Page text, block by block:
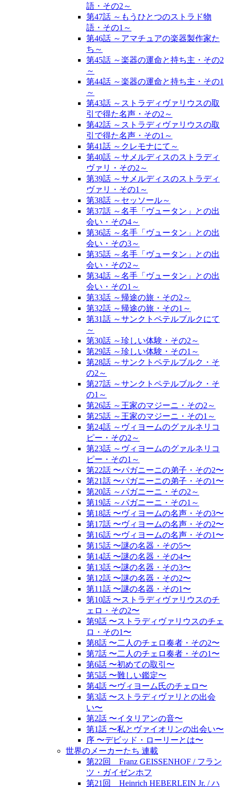
語・その2～
第47話 ～もうひとつのストラド物
語・その1～
第46話 ～アマチュアの楽器製作家た
ち～
第45話 ～楽器の運命と持ち主・その2
～
第44話 ～楽器の運命と持ち主・その1
～
第43話 ～ストラディヴァリウスの取
引で得た名声・その2～
第42話 ～ストラディヴァリウスの取
引で得た名声・その1～
第41話 ～クレモナにて～
第40話 ～サメルディスのストラディ
ヴァリ・その2～
第39話 ～サメルディスのストラディ
ヴァリ・その1～
第38話 ～セッソール～
第37話 ～名手「ヴュータン」との出
会い・その4～
第36話 ～名手「ヴュータン」との出
会い・その3～
第35話 ～名手「ヴュータン」との出
会い・その2～
第34話 ～名手「ヴュータン」との出
会い・その1～
第33話 ～帰途の旅・その2～
第32話 ～帰途の旅・その1～
第31話 ～サンクトペテルブルクにて
～
第30話 ～珍しい体験・その2～
第29話 ～珍しい体験・その1～
第28話 ～サンクトペテルブルク・そ
の2～
第27話 ～サンクトペテルブルク・そ
の1～
第26話 ～王家のマジーニ・その2～
第25話 ～王家のマジーニ・その1～
第24話 ～ヴィヨームのグァルネリコ
ピー・その2～
第23話 ～ヴィヨームのグァルネリコ
ピー・その1～
第22話 〜パガニーニの弟子・その2〜
第21話 〜パガニーニの弟子・その1〜
第20話 ～パガニーニ・その2～
第19話 ～パガニーニ・その1～
第18話 〜ヴィヨームの名声・その3〜
第17話 〜ヴィヨームの名声・その2〜
第16話 〜ヴィヨームの名声・その1〜
第15話 〜謎の名器・その5〜
第14話 〜謎の名器・その4〜
第13話 〜謎の名器・その3〜
第12話 〜謎の名器・その2〜
第11話 〜謎の名器・その1〜
第10話 〜ストラディヴァリウスのチ
ェロ・その2〜
第9話 〜ストラディヴァリウスのチェ
ロ・その1〜
第8話 〜二人のチェロ奏者・その2〜
第7話 〜二人のチェロ奏者・その1〜
第6話 〜初めての取引〜
第5話 〜難しい鑑定〜
第4話 〜ヴィヨーム氏のチェロ〜
第3話 〜ストラディヴァリとの出会
い〜
第2話 〜イタリアンの音〜
第1話 〜私とヴァイオリンの出会い〜
序 〜デビッド・ローリーとは〜
世界のメーカーたち 連載
第22回 Franz GEISSENHOF / フラン
ツ・ガイゼンホフ
第21回 Heinrich HEBERLEIN Jr. / ハ